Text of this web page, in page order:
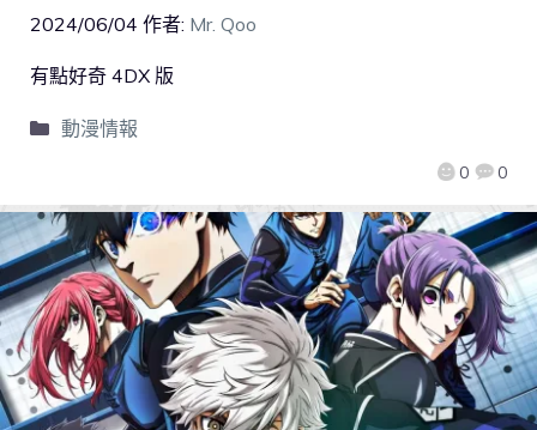
2024/06/04 作者: Mr. Qoo
0 0
有點好奇 4DX 版
動漫情報